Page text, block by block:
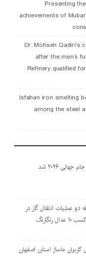
Presenting
achievements of
Dr. Mohsen Qadiri’s
after the men’s
Refinery qualified
Isfahan iron smelting
among the steel
۲۰۲۶ شد
عملیات انتقال گاز در
ماساژ استان اصفهان